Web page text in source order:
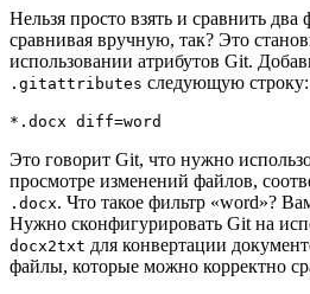
Нельзя просто взять и сравнить
сравнивая вручную, так? Это
использовании атрибутов Git.
.gitattributes следующую строку:
*.docx diff=word
Это говорит Git, что нужно
просмотре изменений файлов,
.docx. Что такое фильтр «word»?
Нужно сконфигурировать Git на
docx2txt для конвертации
файлы, которые можно корректно